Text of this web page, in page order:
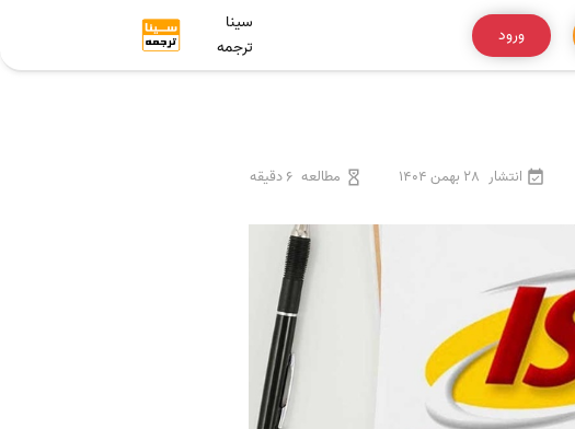
ورود
سینا
ترجمه
انتشار 28 بهمن 1404 مطالعه 6 دقیقه